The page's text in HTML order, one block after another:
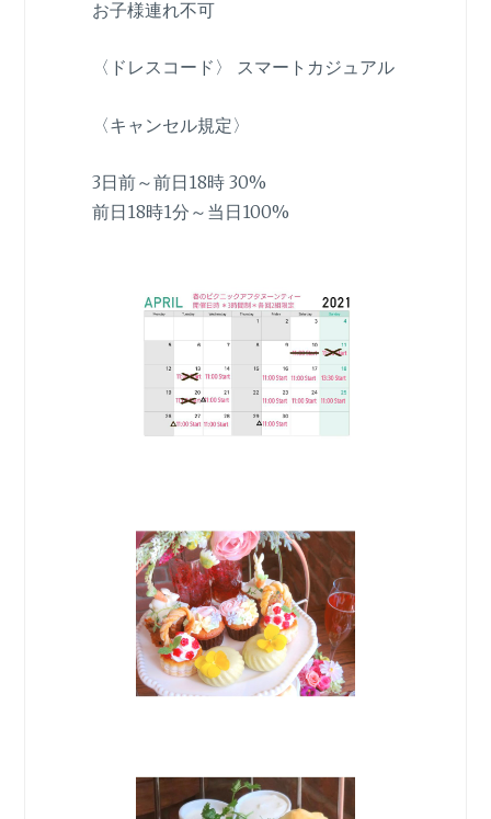
お子様連れ不可
〈ドレスコード〉 スマートカジュアル
〈キャンセル規定〉
3日前～前日18時 30%
前日18時1分～当日100%